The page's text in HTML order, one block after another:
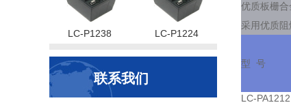
LC-P1238 LC-P1224
联系我们
优质板栅
采用优质
型 号
LC-PA1212